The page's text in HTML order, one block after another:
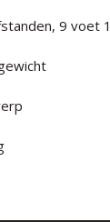
9 voet